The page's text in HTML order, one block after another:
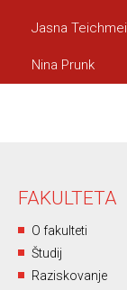
Jasna
Nina Prunk
FAKULTETA
O fakulteti
Študij
Raziskovanje